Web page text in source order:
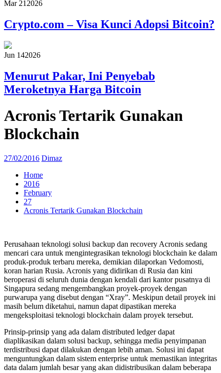
Mar 21 2026
Crypto.com – Visa Kunci Adopsi Bitcoin?
Jun 142026
Menurut Pakar, Ini Penyebab
Meroketnya Harga Bitcoin
Acronis Tertarik Gunakan
Blockchain
27/02/2016 Dimaz
Home
2016
February
27
Acronis Tertarik Gunakan Blockchain
Perusahaan teknologi solusi backup dan recovery Acronis sedang
mencari cara untuk mengintegrasikan teknologi blockchain ke dalam
produk-produk terbaru mereka, demikian dilaporkan Vedomosti,
koran harian Rusia. Acronis yang didirikan di Rusia dan kini
beroperasi di seluruh dunia dengan kendali dari kantor pusatnya di
Singapura sedang mengembangkan proyek-proyek dengan
purwarupa yang disebut dengan “Xray”. Meskipun detail proyek ini
masih belum diketahui, namun dapat dipastikan mereka
mengeksploitasi teknologi blockchain dalam proyek tersebut.
Prinsip-prinsip yang ada dalam distributed ledger dapat
diaplikasikan dalam solusi backup, sehingga media penyimpanan
terdistribusi dapat dilakukan dengan lebih aman. Solusi ini dapat
menguntungkan dalam sistem enterprise untuk memastikan integritas
data dalam jumlah besar yang akan didistribusikan dalam beberapa